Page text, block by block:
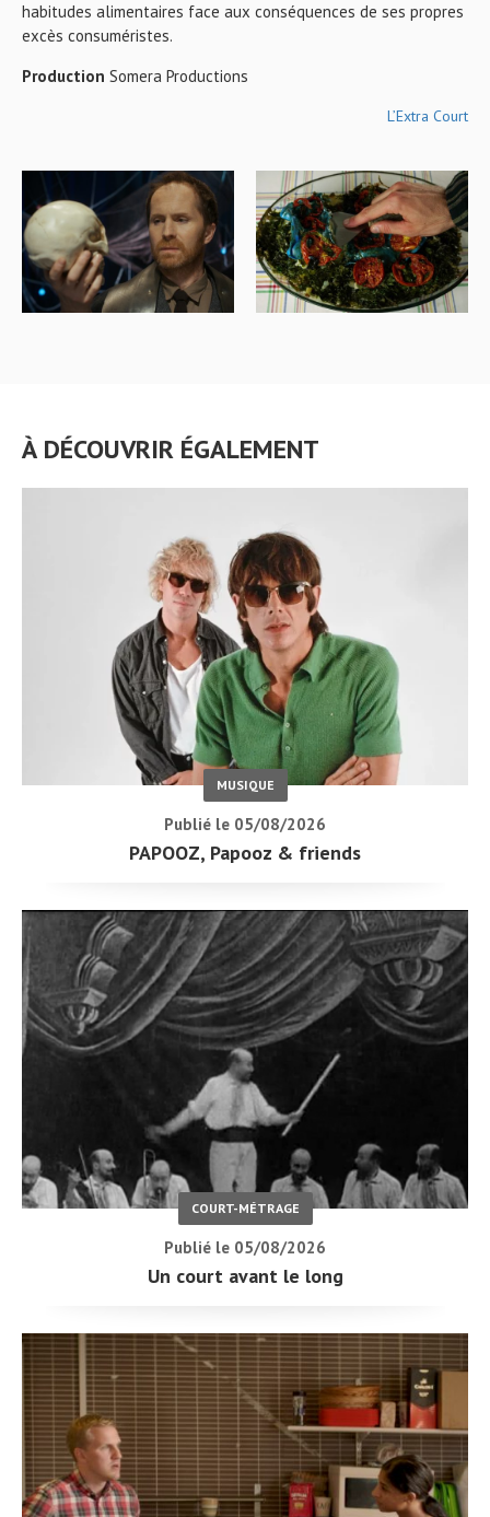
habitudes alimentaires face aux conséquences de ses propres
excès consuméristes.
Production Somera Productions
L’Extra Court
À DÉCOUVRIR ÉGALEMENT
MUSIQUE
Publié le 05/08/2026
PAPOOZ, Papooz & friends
COURT-MÉTRAGE
Publié le 05/08/2026
Un court avant le long